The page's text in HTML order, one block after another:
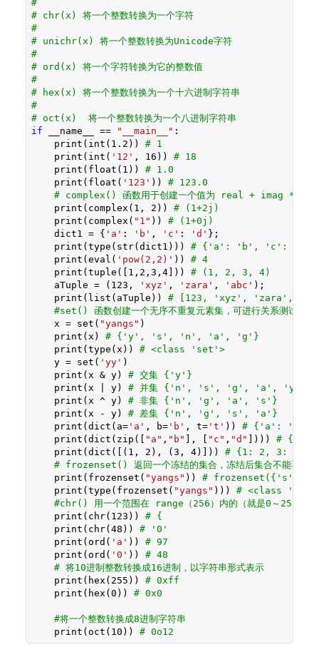
#
# chr(x) 将一个整数转换为一个字符
#
# unichr(x) 将一个整数转换为Unicode字符
#
# ord(x) 将一个字符转换为它的整数值
#
# hex(x) 将一个整数转换为一个十六进制字符串
#
# oct(x)  将一个整数转换为一个八进制字符串
if __name__ == "__main__" :
    print(int(
1.2 )) # 1
    print(int(
'12' , 16 )) # 18
    print(float(
1 )) # 1.0
    print(float(
'123' )) # 123.0
# complex() 函数用于创建一个值为 real + imag * j 的复数
    print(complex(
1 , 2 )) # (1+2j)
    print(complex(
"1" )) # (1+0j)
    dict1 = {
'a' : 'b' , 'c' : 'd' };
    print(type(str(dict1)))
# {'a': 'b', 'c': 'd'}
    print(eval(
'pow(2,2)' )) # 4
    print(tuple([
1 , 2 , 3 , 4])) # (1, 2, 3, 4)
    aTuple = (
123 , 'xyz' , 'zara' , 'abc' );
    print(list(aTuple))
# [123, 'xyz', 'zara',
#set() 函数创建一个无序不重复元素集，可进行关系测试，删
    x = set(
"yangs" )
    print(x)
# {'y', 's', 'n', 'a', 'g'}
    print(type(x))
# <class 'set'>
    y = set(
'yy' )
    print(x & y)
# 交集 {'y'}
    print(x | y)
# 并集 {'n', 's', 'g', 'a', 'y'}
    print(x ^ y)
# 非集 {'n', 'g', 'a', 's'}
    print(x - y)
# 差集 {'n', 'g', 's', 'a'}
    print(dict(a=
'a' , b='b' , t='t' )) # {'a':
    print(dict(zip([
"a" , "b" ], [ "c" , "d" ]))) #
    print(dict([(
1 , 2 ), (3 , 4)])) # {1: 2, 3: 4}
# frozenset() 返回一个冻结的集合，冻结后集合不能再添加
    print(frozenset(
"yangs" )) # frozenset({'s',
    print(type(frozenset(
"yangs" ))) # <class
#chr() 用一个范围在 range（256）内的（就是0～255）整
    print(chr(
123 )) # {
    print(chr(
48 )) # '0'
    print(ord(
'a' )) # 97
    print(ord(
'0' )) # 48
# 将10进制整数转换成16进制，以字符串形式表示
    print(hex(
255 )) # 0xff
    print(hex(
0 )) # 0x0
#将一个整数转换成8进制字符串
    print(oct(
10 )) # 0o12